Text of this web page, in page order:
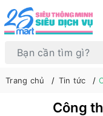
Trang chủ Tin tức
Công